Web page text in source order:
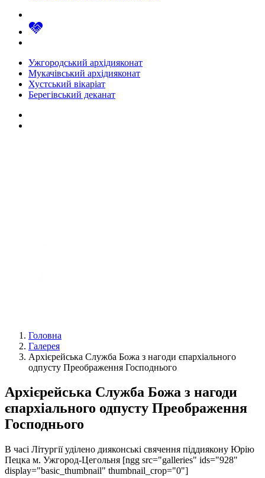
Ужгородський архідияконат
Мукачівський архідияконат
Хустський вікаріат
Берегівський деканат
Головна
Галерея
Архієрейська Служба Божа з нагоди єпархіального
одпусту Преображення Господнього
Архієрейська Служба Божа з нагоди
єпархіального одпусту Преображення
Господнього
В часі Літургії уділено дияконські свячення піддиякону Юрію
Пецка м. Ужгород-Цегольня [ngg src="galleries" ids="928"
display="basic_thumbnail" thumbnail_crop="0"]